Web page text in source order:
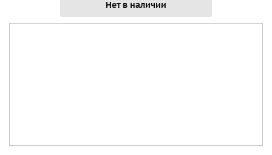
Нет в наличии